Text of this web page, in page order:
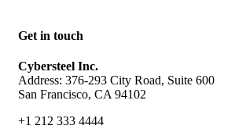
Get in touch
Cybersteel Inc.
Address: 376-293 City Road, Suite 600
San Francisco, CA 94102
+1 212 333 4444